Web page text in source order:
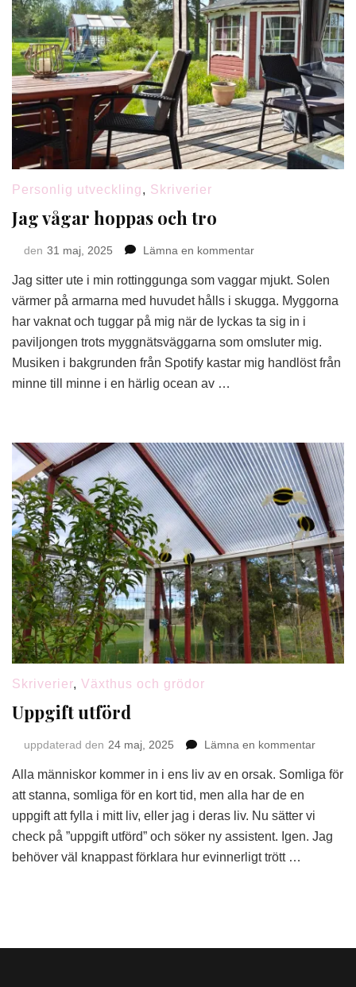
Personlig utveckling, Skriverier
Jag vågar hoppas och tro
den 31 maj, 2025 Lämna en kommentarpå
vågar
hoppas
och
Jag sitter ute i min rottinggunga som vaggar mjukt. Solen
värmer på armarna med huvudet hålls i skugga. Myggorna
har vaknat och tuggar på mig när de lyckas ta sig in i
paviljongen trots myggnätsväggarna som omsluter mig.
Musiken i bakgrunden från Spotify kastar mig handlöst från
minne till minne i en härlig ocean av …
Skriverier, Växthus och grödor
Uppgift utförd
uppdaterad den 24 maj, 2025 Lämna en kommentarpå
utförd
Alla människor kommer in i ens liv av en orsak. Somliga för
att stanna, somliga för en kort tid, men alla har de en
uppgift att fylla i mitt liv, eller jag i deras liv. Nu sätter vi
check på ”uppgift utförd” och söker ny assistent. Igen. Jag
behöver väl knappast förklara hur evinnerligt trött …